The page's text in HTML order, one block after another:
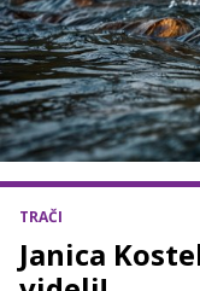
TRAČI
Janica